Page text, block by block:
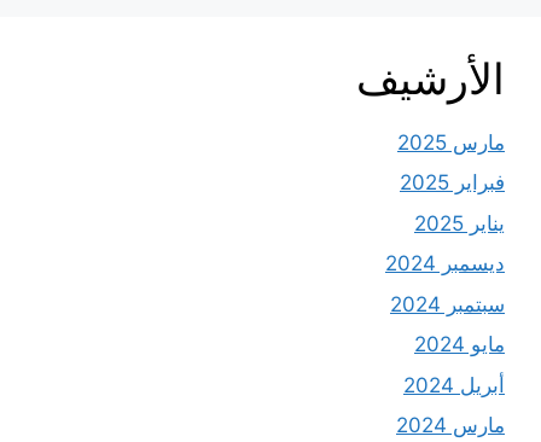
الأرشيف
مارس 2025
فبراير 2025
يناير 2025
ديسمبر 2024
سبتمبر 2024
مايو 2024
أبريل 2024
مارس 2024